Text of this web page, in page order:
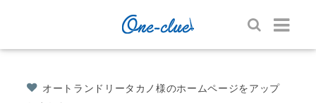
オートランドリータカノ様のホームページをアップ